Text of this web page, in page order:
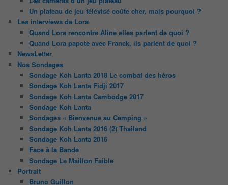
Un plateau de jeu télévisé coûte cher, mais pourquoi ?
Les interviews de Lora
Quand Lora rencontre Aline elles parlent de quoi ?
Quand Lora papote avec Franck, ils parlent de quoi ?
NewsLetter
Nos Sondages
Sondage Koh Lanta 2018 Le combat des héros
Sondage Koh Lanta Fidji 2017
Sondage Koh Lanta Cambodge 2017
Sondage Koh Lanta
Sondages « Bienvenue au Camping »
Sondage Koh Lanta 2016 (2) Thailand
Sondage Koh Lanta 2016
Face à la Bande
Sondage Le Maillon Faible
Portrait
Bruno Guillon